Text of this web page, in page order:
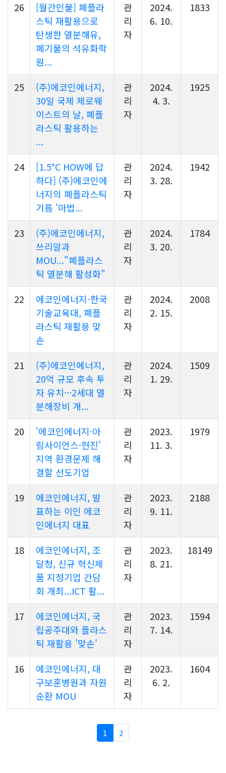
26
[월간인물] 폐플라
스틱 재활용으로
탄생한 열분해유,
폐기물의 석유화학
원...
관
리
자
2024.
6. 10.
1833
25
(주)에코인에너지,
30일 국제 제로웨
이스트의 날, 폐플
라스틱 활용하는
...
관
리
자
2024.
4. 3.
1925
24
[1.5°C HOW에 답
하다] (주)에코인에
너지의 폐플라스틱
기름 '마법...
관
리
자
2024.
3. 28.
1942
23
(주)에코인에너지,
쓰리알과
MOU..."폐플라스
틱 열분해 활성화"
관
리
자
2024.
3. 20.
1784
22
에코인에너지-한국
기술교육대, 폐플
라스틱 재활용 맞
손
관
리
자
2024.
2. 15.
2008
21
(주)에코인에너지,
20억 규모 후속 투
자 유치···2세대 열
분해장비 개...
관
리
자
2024.
1. 29.
1509
20
'에코인에너지·아
림사이언스·현진'
지역 환경문제 해
결할 선도기업
관
리
자
2023.
11. 3.
1979
19
에코인에너지, 발
표하는 이인 에코
인에너지 대표
관
리
자
2023.
9. 11.
2188
18
에코인에너지, 조
달청, 신규 혁신제
품 지정기업 간담
회 개최...ICT 활...
관
리
자
2023.
8. 21.
18149
17
에코인에너지, 국
립공주대와 플라스
틱 재활용 '맞손'
관
리
자
2023.
7. 14.
1594
16
에코인에너지, 대
구보훈병원과 자원
순환 MOU
관
리
자
2023.
6. 2.
1604
1 2